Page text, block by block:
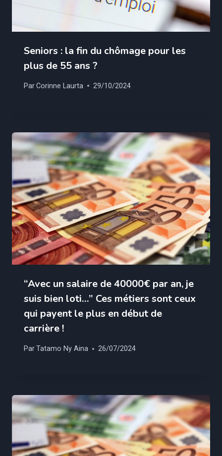
Seniors : la fin du chômage pour les
plus de 55 ans ?
ParCorinne Laurta 29/10/2024
“Avec un salaire de 40000€ par an, je
suis bien loti…” Ces métiers sont ceux
qui payent le plus en début de
carrière !
ParTatamo Ny Aina 26/07/2024